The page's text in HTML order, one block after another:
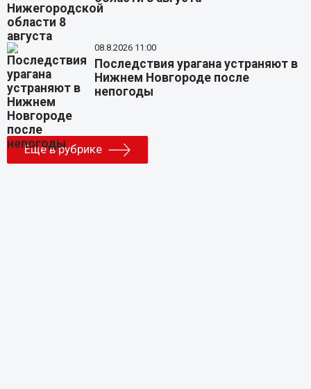
08.8.2026 11:00
Последствия урагана устраняют в
Нижнем Новгороде после
непогоды
Еще в рубрике